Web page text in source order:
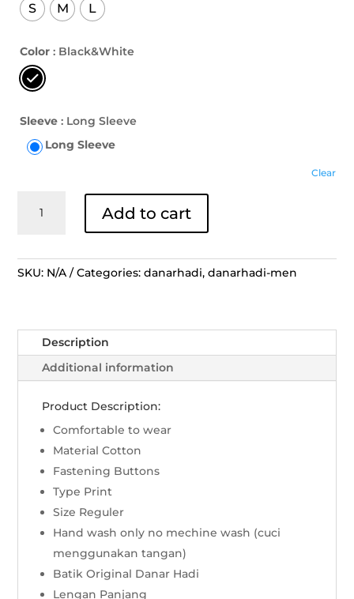
S M L
Color : Black&White
Sleeve : Long Sleeve
Long Sleeve
Clear
Batik
Ron
quantity
Add to cart
SKU: N/A Categories: danarhadi,danarhadi-men
Description
Additional information
Product Description:
Comfortable to wear
Material Cotton
Fastening Buttons
Type Print
Size Reguler
Hand wash only no mechine wash (cuci
menggunakan tangan)
Batik Original Danar Hadi
Lengan Panjang